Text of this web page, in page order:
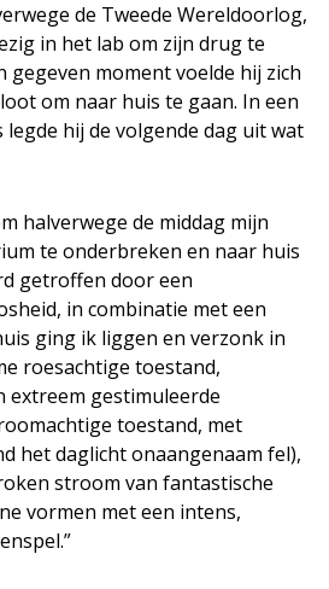
de Tweede Wereldoorlog,
in het lab om zijn drug te
gegeven moment voelde hij zich
om naar huis te gaan. In een
hij de volgende dag uit wat
halverwege de middag mijn
te onderbreken en naar huis
getroffen door een
in combinatie met een
ging ik liggen en verzonk in
roesachtige toestand,
extreem gestimuleerde
toestand, met
het daglicht onaangenaam fel),
stroom van fantastische
vormen met een intens,